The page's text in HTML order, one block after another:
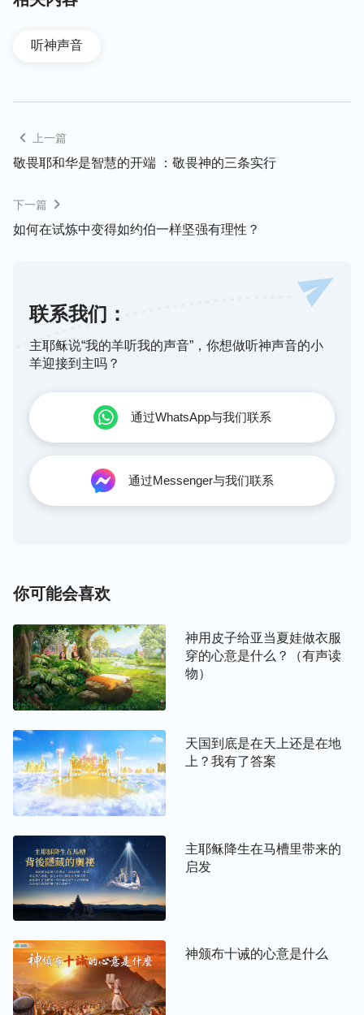
当不了（或作：不能领会）。
启示录也多处预言：“
耳的，就应当听！”（参阅启2-3章）可见末世主来
会所说的话”，就是主已向我们叩门了，我们只要主
动寻求主在末世的发声说话，会听神的声音，就能迎
—— 李诚
听神声音
上一篇
敬畏耶和华是智慧的开端 ：敬畏神的三条实行
下一篇
如何在试炼中变得如约伯一样坚强有理性？
联系我们：
主耶稣说“我的羊听我的声音”，你想做听神声音的小
羊迎接到主吗？
通过WhatsApp与我们联系
通过Messenger与我们联系
你可能会喜欢
神用皮子给亚当夏娃做衣服
穿的心意是什么？（有声读
物）
天国到底是在天上还是在地
上？我有了答案
主耶稣降生在马槽里带来的
启发
神颁布十诫的心意是什么